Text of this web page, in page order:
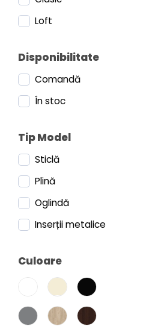
Loft
Disponibilitate
Comandă
În stoc
Tip Model
Sticlă
Plină
Oglindă
Inserții metalice
Culoare